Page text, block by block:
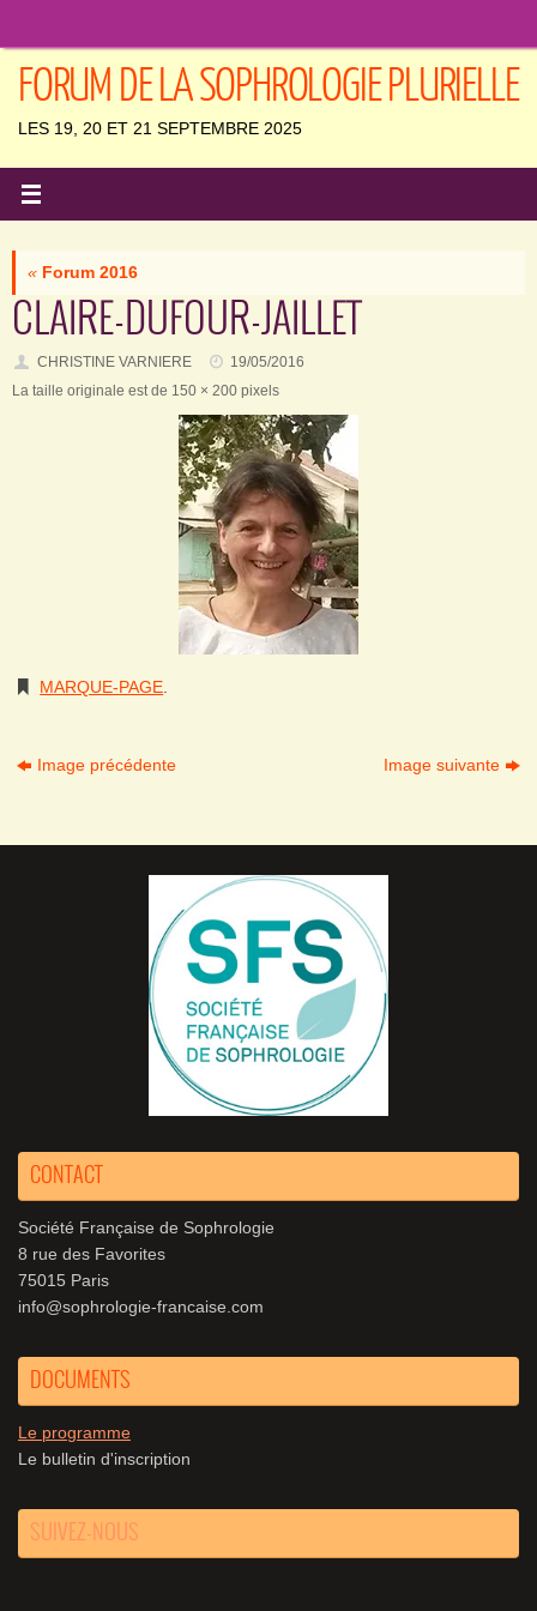
contenu
FORUM DE LA SOPHROLOGIE PLURIELLE
LES 19, 20 ET 21 SEPTEMBRE 2025
« Forum 2016
CLAIRE-DUFOUR-JAILLET
CHRISTINE VARNIERE
19/05/2016
La taille originale est de 150 × 200 pixels
MARQUE-PAGE
Image précédente Image suivante
CONTACT
Société Française de Sophrologie
8 rue des Favorites
75015 Paris
info@sophrologie-francaise.com
DOCUMENTS
Le programme
Le bulletin d'inscription
SUIVEZ-NOUS